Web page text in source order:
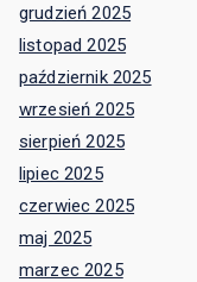
grudzień 2025
listopad 2025
październik 2025
wrzesień 2025
sierpień 2025
lipiec 2025
czerwiec 2025
maj 2025
marzec 2025